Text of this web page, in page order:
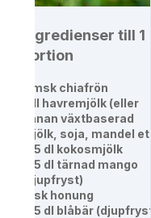
Ingredienser till 1
portion
2 msk chiafrön
1 dl havremjölk (eller
annan växtbaserad
mjölk, soja, mandel
0,5 dl kokosmjölk
0,5 dl tärnad mango
(djupfryst)
1 tsk honung
0,5 dl blåbär